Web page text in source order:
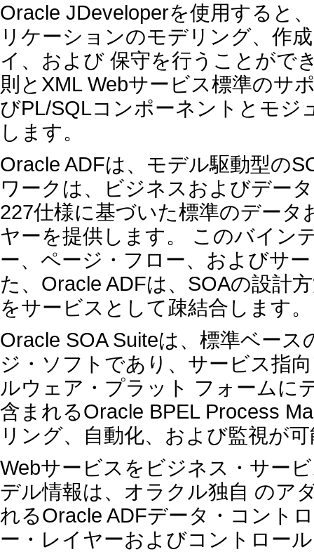
Oracle JDeveloperを使用すると
リケーションのモデリング、作
イ、および 保守を行うことがで
則とXML Webサービス標準のサ
びPL/SQLコンポーネントとモジ
します。
Oracle ADFは、モデル駆動型の
ワークは、ビジネスおよびデー
227仕様に基づいた標準のデー
ヤーを提供します。 このバイン
ー、ページ・フロー、およびサ
た、Oracle ADFは、SOAの設計
をサービスとして疎結合します。
Oracle SOA Suiteは、標準ベー
ジ・ソフトであり、サービス指
ルウェア・プラット フォームに
含まれるOracle BPEL Process
リング、自動化、および監視が
Webサービスをビジネス・サー
デル情報は、オラクル独自 のア
れるOracle ADFデータ・コント
ー・レイヤーおよびコントロー